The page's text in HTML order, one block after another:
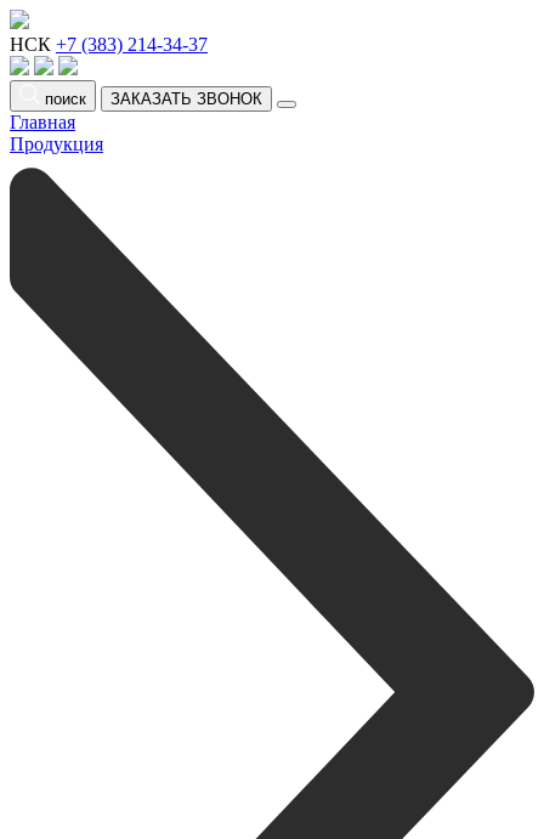
НСК +7 (383) 214-34-37
поиск ЗАКАЗАТЬ ЗВОНОК
Главная
Продукция